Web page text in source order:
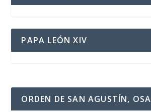
PAPA LEÓN XIV
ORDEN DE SAN AGUSTÍN, OSA